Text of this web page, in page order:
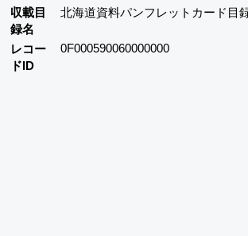
収載目
録名
北海道資料パンフレットカード目
レコー
ドID
0F000590060000000